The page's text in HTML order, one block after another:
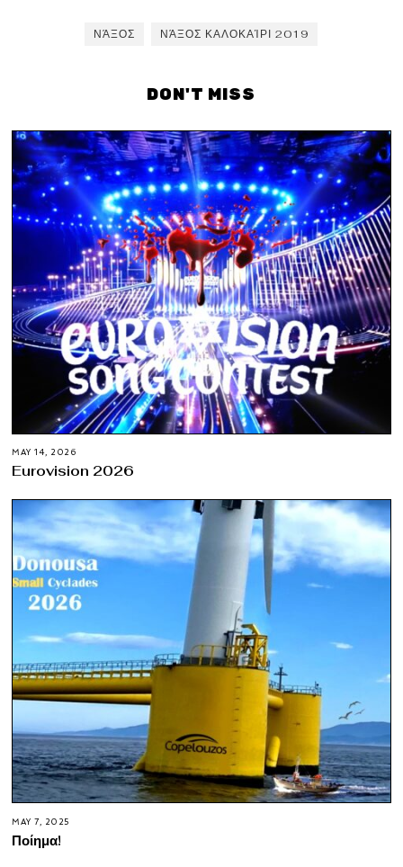
ΝΆΞΟΣ ΝΆΞΟΣ ΚΑΛΟΚΑΊΡΙ 2019
DON'T MISS
MAY 14, 2026
Eurovision 2026
MAY 7, 2025
Ποίημα!